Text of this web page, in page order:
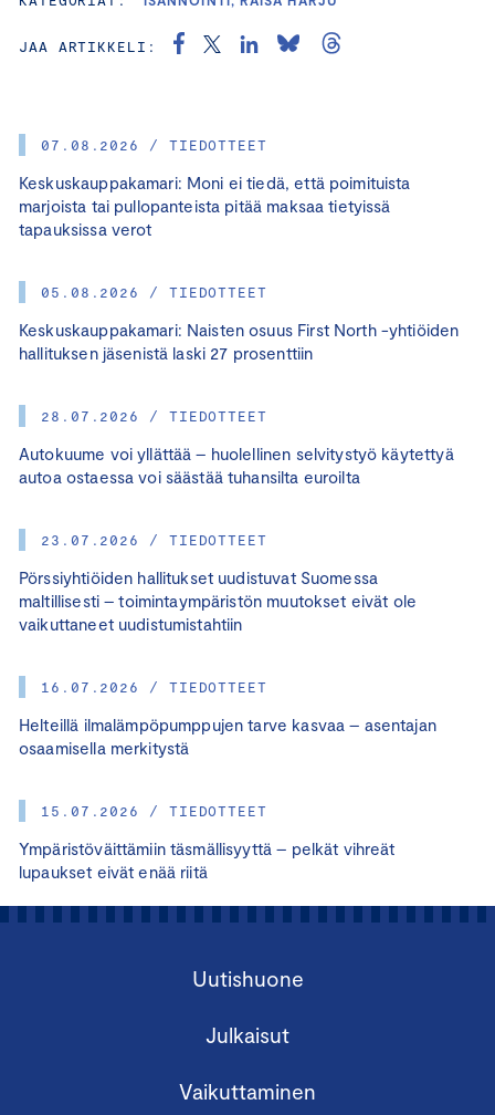
07.08.2026 / TIEDOTTEET
Keskuskauppakamari: Moni ei tiedä, että poimituista
marjoista tai pullopanteista pitää maksaa tietyissä
tapauksissa verot
05.08.2026 / TIEDOTTEET
Keskuskauppakamari: Naisten osuus First North -yhtiöiden
hallituksen jäsenistä laski 27 prosenttiin
28.07.2026 / TIEDOTTEET
Autokuume voi yllättää – huolellinen selvitystyö käytettyä
autoa ostaessa voi säästää tuhansilta euroilta
23.07.2026 / TIEDOTTEET
Pörssiyhtiöiden hallitukset uudistuvat Suomessa
maltillisesti – toimintaympäristön muutokset eivät ole
vaikuttaneet uudistumistahtiin
16.07.2026 / TIEDOTTEET
Helteillä ilmalämpöpumppujen tarve kasvaa – asentajan
osaamisella merkitystä
15.07.2026 / TIEDOTTEET
Ympäristöväittämiin täsmällisyyttä – pelkät vihreät
lupaukset eivät enää riitä
JAA ARTIKKELI:
Uutishuone
Julkaisut
Vaikuttaminen